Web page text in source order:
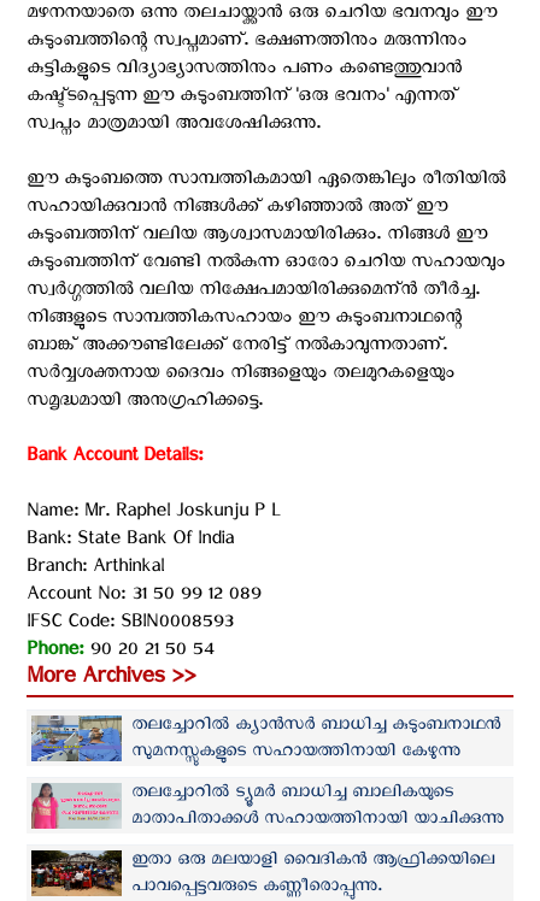
മഴനനയാതെ ഒന്നു തലചായ്ക്കാന്‍ ഒരു ചെറിയ ഭവനവും ഈ
കുടുംബത്തിന്റെ സ്വപ്നമാണ്. ഭക്ഷണത്തിനും മരുന്നിനും
കുട്ടികളുടെ വിദ്യാഭ്യാസത്തിനും പണം കണ്ടെത്തുവാന്‍
കഷ്ട്ടപ്പെടുന്ന ഈ കുടുംബത്തിന് 'ഒരു ഭവനം' എന്നത്
സ്വപ്നം മാത്രമായി അവശേഷിക്കുന്നു.
ഈ കുടുംബത്തെ സാമ്പത്തികമായി ഏതെങ്കിലും രീതിയില്‍
സഹായിക്കുവാന്‍ നിങ്ങള്‍ക്ക് കഴിഞ്ഞാല്‍ അത് ഈ
കുടുംബത്തിന് വലിയ ആശ്വാസമായിരിക്കും. നിങ്ങള്‍ ഈ
കുടുംബത്തിന് വേണ്ടി നല്‍കുന്ന ഓരോ ചെറിയ സഹായവും
സ്വര്‍ഗ്ഗത്തില്‍ വലിയ നിക്ഷേപമായിരിക്കുമെന്ന്‍ തീര്‍ച്ച.
നിങ്ങളുടെ സാമ്പത്തികസഹായം ഈ കുടുംബനാഥന്റെ
ബാങ്ക് അക്കൗണ്ടിലേക്ക് നേരിട്ട് നൽകാവുന്നതാണ്.
സര്‍വ്വശക്തനായ ദൈവം നിങ്ങളെയും തലമുറകളെയും
സമൃദ്ധമായി അനുഗ്രഹിക്കട്ടെ.
Bank Account Details: ‍
Name: Mr. Raphel Joskunju P L
Bank: State Bank Of India
Branch: Arthinkal
Account No: 31 50 99 12 089
IFSC Code: SBIN0008593
Phone:90 20 21 50 54
More Archives >>
തലച്ചോറില്‍ ക്യാന്‍സര്‍ ബാധിച്ച കുടുംബനാഥന്‍
സുമനസ്സുകളുടെ സഹായത്തിനായി കേഴുന്നു
തലച്ചോറിൽ ട്യൂമര്‍ ബാധിച്ച ബാലികയുടെ
മാതാപിതാക്കള്‍ സഹായത്തിനായി യാചിക്കുന്നു
ഇതാ ഒരു മലയാളി വൈദികന്‍ ആഫ്രിക്കയിലെ
പാവപ്പെട്ടവരുടെ കണ്ണീരൊപ്പുന്നു.